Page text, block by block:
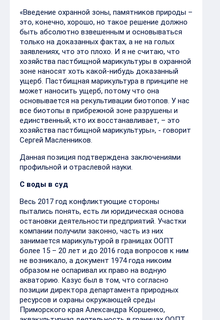
«Введение охранной зоны, памятников природы –
это, конечно, хорошо, но такое решение должно
быть абсолютно взвешенным и основываться
только на доказанных фактах, а не на голых
заявлениях, что это плохо. И я не считаю, что
хозяйства пастбищной марикультуры в охранной
зоне наносят хоть какой-нибудь доказанный
ущерб. Пастбищная марикультура в принципе не
может наносить ущерб, потому что она
основывается на рекультивации биотопов. У нас
все биотопы в прибрежной зоне разрушены и
единственный, кто их восстанавливает, – это
хозяйства пастбищной марикультуры», - говорит
Сергей Масленников.
Данная позиция подтверждена заключениями
профильной и отраслевой науки.
С воды в суд
Весь 2017 год конфликтующие стороны
пытались понять, есть ли юридическая основа
остановки деятельности предприятий. Участки
компании получили законно, часть из них
занимается марикультурой в границах ООПТ
более 15 – 20 лет и до 2016 года вопросов к ним
не возникало, а документ 1974 года никоим
образом не оспаривал их право на водную
акваторию. Казус был в том, что согласно
позиции директора департамента природных
ресурсов и охраны окружающей среды
Приморского края Александра Коршенко,